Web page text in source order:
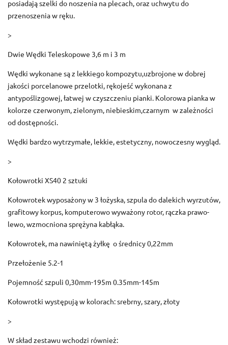
posiadają szelki do noszenia na plecach, oraz uchwytu do
przenoszenia w ręku.
>
Dwie Wędki Teleskopowe 3,6 m i 3 m
Wędki wykonane są z lekkiego kompozytu,uzbrojone w dobrej
jakości porcelanowe przelotki, rękojeść wykonana z
antypoślizgowej, łatwej w czyszczeniu pianki. Kolorowa pianka w
kolorze czerwonym, zielonym, niebieskim,czarnym w zależności
od dostępności.
Wędki bardzo wytrzymałe, lekkie, estetyczny, nowoczesny wygląd.
>
Kołowrotki XS40 2 sztuki
Kołowrotek wyposażony w 3 łożyska, szpula do dalekich wyrzutów,
grafitowy korpus, komputerowo wyważony rotor, rączka prawo-
lewo, wzmocniona sprężyna kabłąka.
Kołowrotek, ma nawiniętą żyłkę o średnicy 0,22mm
Przełożenie 5.2-1
Pojemność szpuli 0,30mm-195m 0.35mm-145m
Kołowrotki występują w kolorach: srebrny, szary, złoty
>
W skład zestawu wchodzi również: